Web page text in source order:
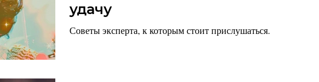
удачу
Советы эксперта, к которым стоит прислушаться.